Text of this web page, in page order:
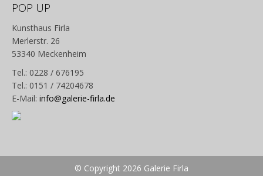
POP UP
Kunsthaus Firla
Merlerstr. 26
53340 Meckenheim
Tel.: 0228 / 676195
Tel.: 0151 / 74204678
E-Mail: info@galerie-firla.de
© Copyright 2026 Galerie Firla